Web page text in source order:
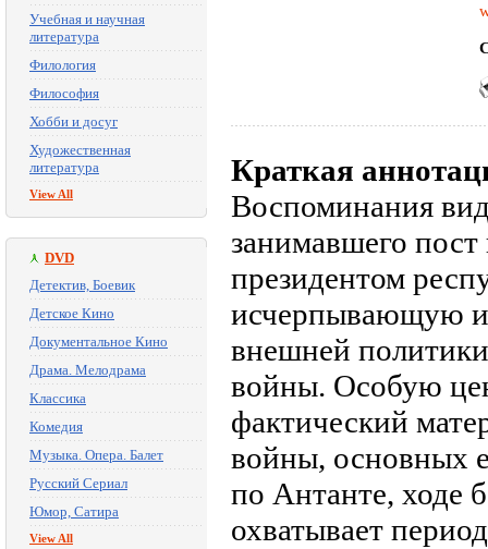
Учебная и научная
литература
Филология
Философия
Хобби и досуг
Художественная
литература
View All
DVD
Детектив, Боевик
Детское Кино
Документальное Кино
Драма. Мелодрама
Классика
Комедия
Музыка. Опера. Балет
Русский Сериал
Юмор, Сатира
View All
Краткая
Воспоминания
занимавшего
президентом
исчерпывающую
внешней
войны. Особую
фактический
войны, основных
по Антанте, ходе
охватывает